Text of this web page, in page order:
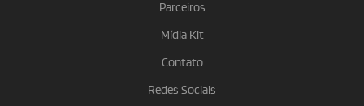
Parceiros
Mídia Kit
Contato
Redes Sociais